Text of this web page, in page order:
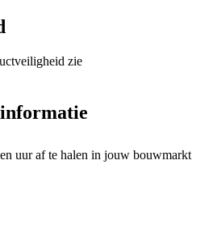
zie
uur af te halen in jouw bouwmarkt